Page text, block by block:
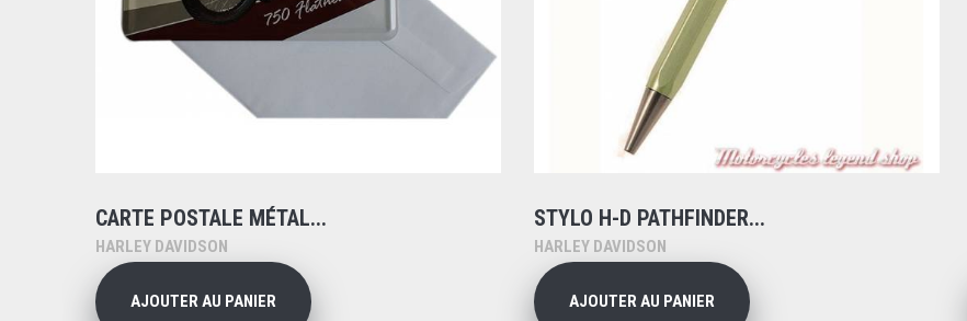
CARTE POSTALE MÉTAL...
HARLEY DAVIDSON
AJOUTER AU PANIER
STYLO H-D PATHFINDER...
HARLEY DAVIDSON
AJOUTER AU PANIER